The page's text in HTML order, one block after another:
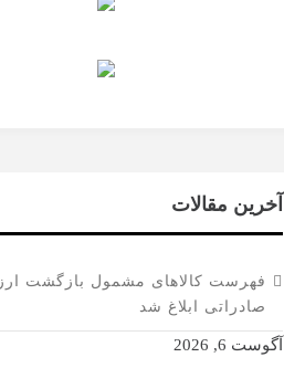
آخرین مقالات
فهرست کالاهای مشمول بازگشت ارز
صادراتی ابلاغ شد
آگوست 6, 2026